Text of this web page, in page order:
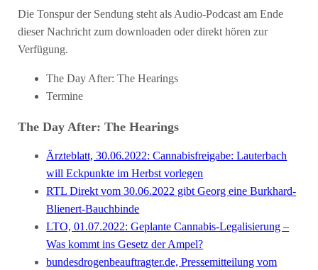
Die Tonspur der Sendung steht als Audio-Podcast am Ende
dieser Nachricht zum downloaden oder direkt hören zur
Verfügung.
The Day After: The Hearings
Termine
The Day After: The Hearings
Ärzteblatt, 30.06.2022: Cannabis­freigabe: Lauterbach
will Eckpunkte im Herbst vorlegen
RTL Direkt vom 30.06.2022 gibt Georg eine Burkhard-
Blienert-Bauchbinde
LTO, 01.07.2022: Geplante Cannabis-Legalisierung –
Was kommt ins Gesetz der Ampel?
bundesdrogenbeauftragter.de, Pressemitteilung vom